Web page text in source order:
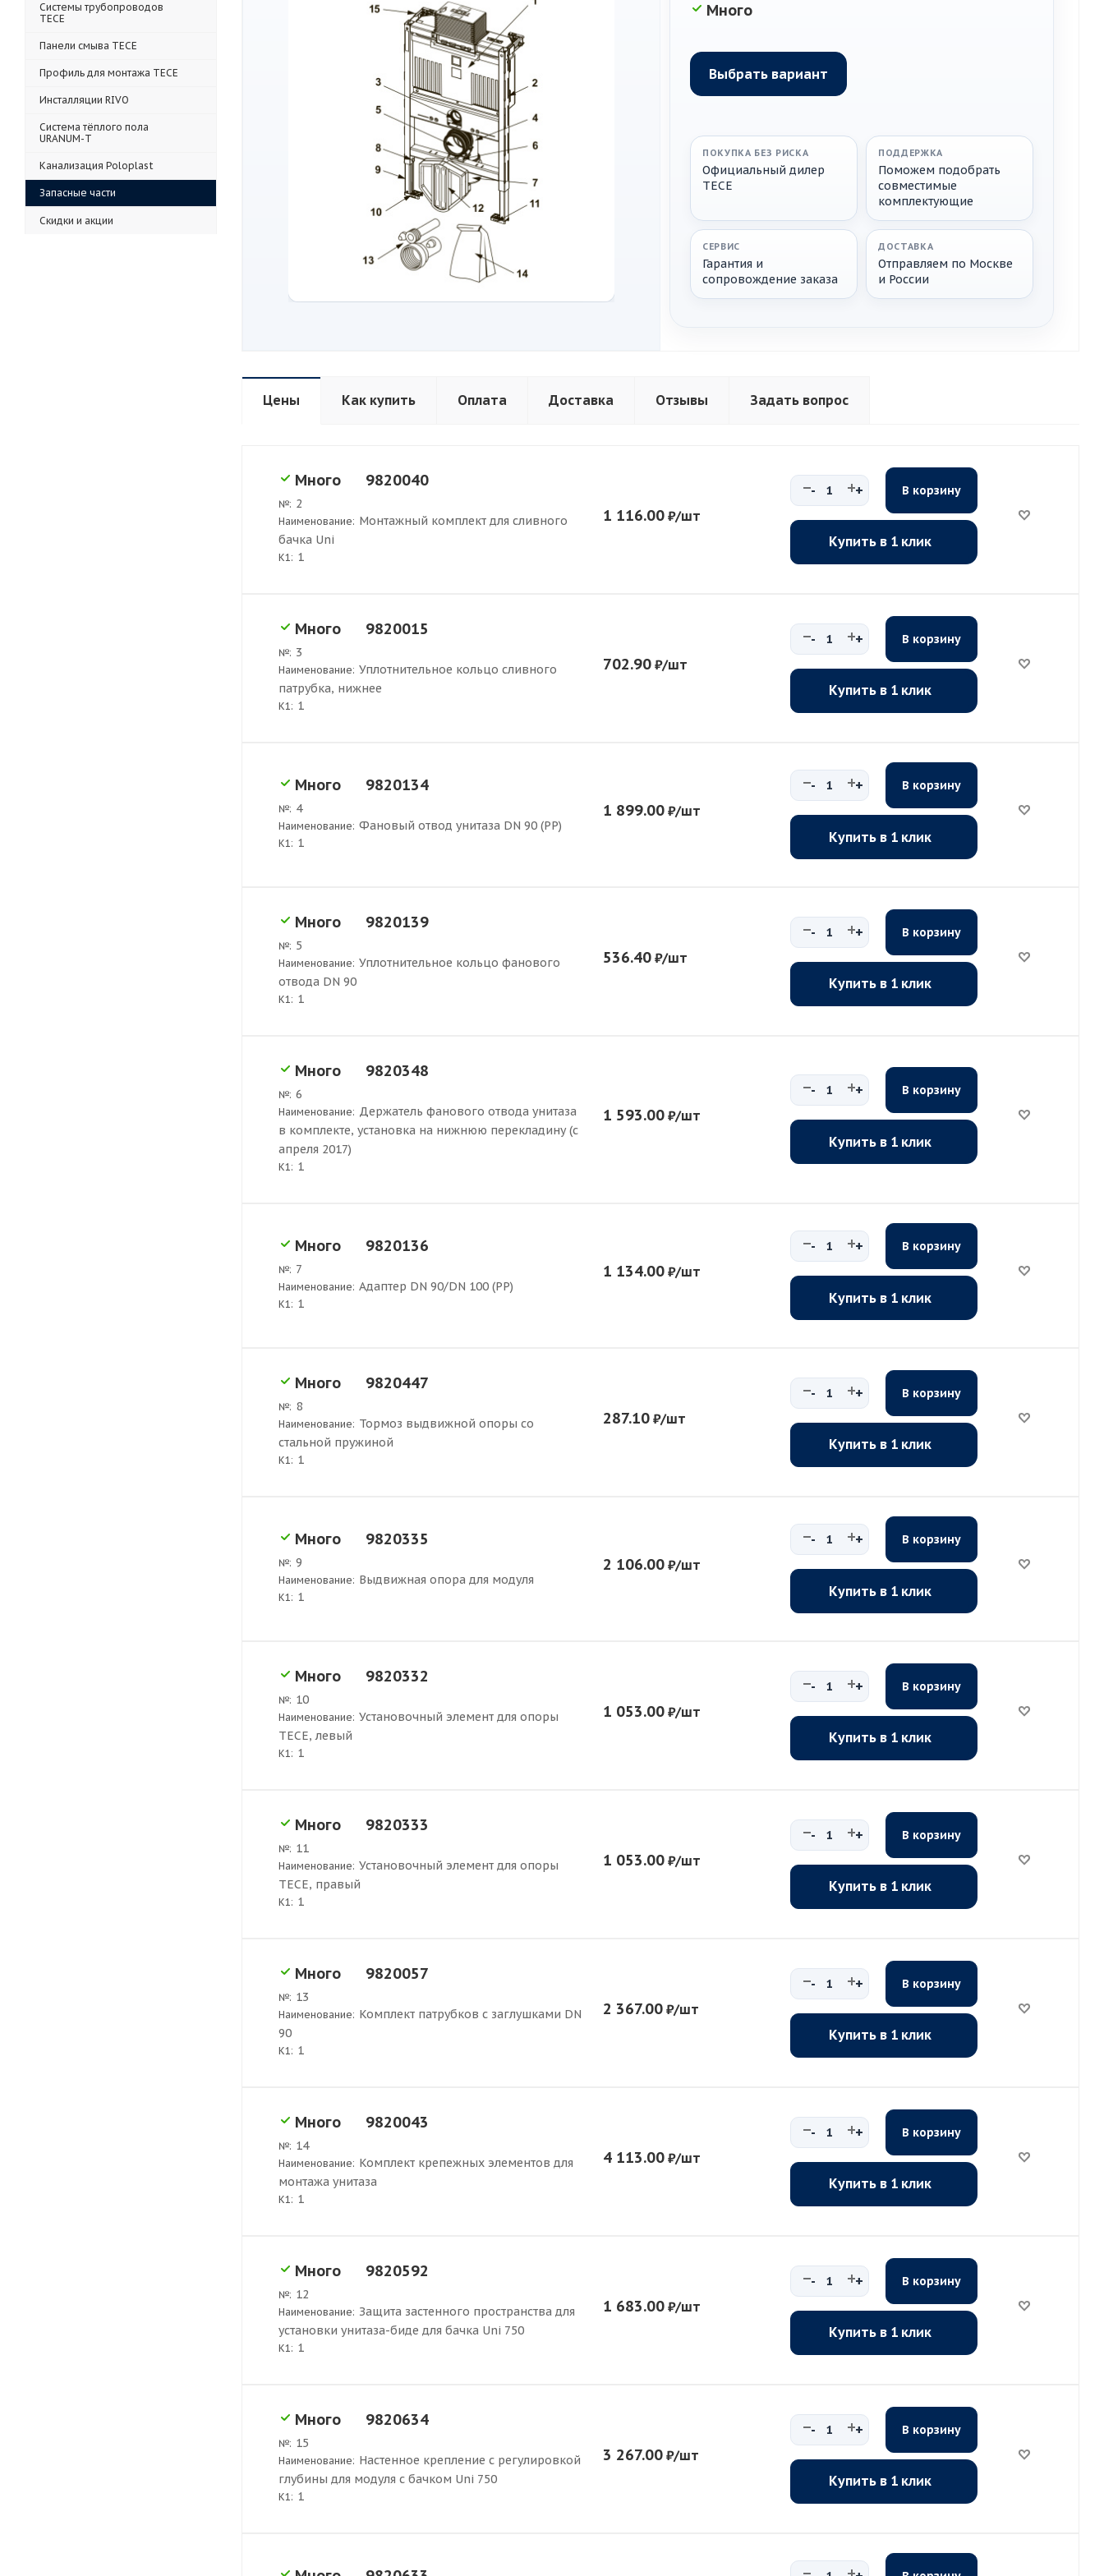
Скидки и акции
Системы трубопроводов
TECE
Панели смыва TECE
Профиль для монтажа TECE
Инсталляции RIVO
Система тёплого пола
URANUM-T
Канализация Poloplast
Запасные части
Много
ПОКУПКА БЕЗ РИСКА
Официальный дилер
TECE
ПОДДЕРЖКА
Поможем подобрать
совместимые
комплектующие
СЕРВИС
Гарантия и
сопровождение заказа
ДОСТАВКА
Отправляем по Москве
и России
Цены Как купить Оплата Доставка Отзывы Задать вопрос
Много 9820040
№: 2
Наименование: Монтажный комплект для сливного
бачка Uni
K1: 1
1 116.00 ₽/шт
- + В корзину
Купить в 1 клик
Много 9820015
№: 3
Наименование: Уплотнительное кольцо сливного
патрубка, нижнее
K1: 1
702.90 ₽/шт
- + В корзину
Купить в 1 клик
Много 9820134
№: 4
Наименование: Фановый отвод унитаза DN 90 (PP)
K1: 1
1 899.00 ₽/шт
- + В корзину
Купить в 1 клик
Много 9820139
№: 5
Наименование: Уплотнительное кольцо фанового
отвода DN 90
K1: 1
536.40 ₽/шт
- + В корзину
Купить в 1 клик
Много 9820348
№: 6
Наименование: Держатель фанового отвода унитаза
в комплекте, установка на нижнюю перекладину (с
апреля 2017)
K1: 1
1 593.00 ₽/шт
- + В корзину
Купить в 1 клик
Много 9820136
№: 7
Наименование: Адаптер DN 90/DN 100 (PP)
K1: 1
1 134.00 ₽/шт
- + В корзину
Купить в 1 клик
Много 9820447
№: 8
Наименование: Тормоз выдвижной опоры со
стальной пружиной
K1: 1
287.10 ₽/шт
- + В корзину
Купить в 1 клик
Много 9820335
№: 9
Наименование: Выдвижная опора для модуля
K1: 1
2 106.00 ₽/шт
- + В корзину
Купить в 1 клик
Много 9820332
№: 10
Наименование: Установочный элемент для опоры
ТЕСЕ, левый
K1: 1
1 053.00 ₽/шт
- + В корзину
Купить в 1 клик
Много 9820333
№: 11
Наименование: Установочный элемент для опоры
ТЕСЕ, правый
K1: 1
1 053.00 ₽/шт
- + В корзину
Купить в 1 клик
Много 9820057
№: 13
Наименование: Комплект патрубков с заглушками DN
90
K1: 1
2 367.00 ₽/шт
- + В корзину
Купить в 1 клик
Много 9820043
№: 14
Наименование: Комплект крепежных элементов для
монтажа унитаза
K1: 1
4 113.00 ₽/шт
- + В корзину
Купить в 1 клик
Много 9820592
№: 12
Наименование: Защита застенного пространства для
установки унитаза-биде для бачка Uni 750
K1: 1
1 683.00 ₽/шт
- + В корзину
Купить в 1 клик
Много 9820634
№: 15
Наименование: Настенное крепление с регулировкой
глубины для модуля с бачком Uni 750
K1: 1
3 267.00 ₽/шт
- + В корзину
Купить в 1 клик